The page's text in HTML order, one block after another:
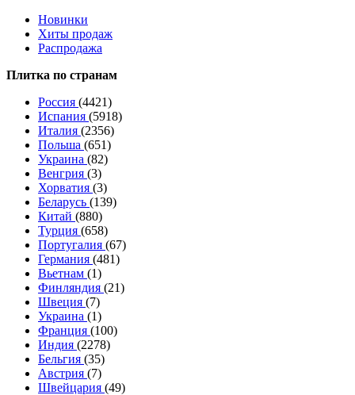
Новинки
Хиты продаж
Распродажа
Плитка по странам
Россия (4421)
Испания (5918)
Италия (2356)
Польша (651)
Украина (82)
Венгрия (3)
Хорватия (3)
Беларусь (139)
Китай (880)
Турция (658)
Португалия (67)
Германия (481)
Вьетнам (1)
Финляндия (21)
Швеция (7)
Украина (1)
Франция (100)
Индия (2278)
Бельгия (35)
Австрия (7)
Швейцария (49)